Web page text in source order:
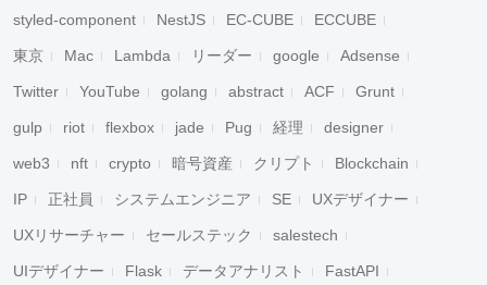
styled-component NestJS EC-CUBE ECCUBE
東京 Mac Lambda リーダー google Adsense
Twitter YouTube golang abstract ACF Grunt
gulp riot flexbox jade Pug 経理 designer
web3 nft crypto 暗号資産 クリプト Blockchain
IP 正社員 システムエンジニア SE UXデザイナー
UXリサーチャー セールステック salestech
UIデザイナー Flask データアナリスト FastAPI